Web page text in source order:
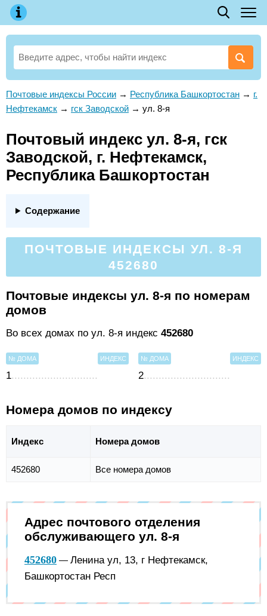
Почтовые индексы России → Республика Башкортостан → г.
Нефтекамск → гск Заводской → ул. 8-я
Почтовый индекс ул. 8-я, гск
Заводской, г. Нефтекамск,
Республика Башкортостан
Содержание
ПОЧТОВЫЕ ИНДЕКСЫ УЛ. 8-Я
452680
Почтовые индексы ул. 8-я по номерам
домов
Во всех домах по ул. 8-я индекс 452680
№ ДОМА ИНДЕКС
1
№ ДОМА ИНДЕКС
2
Номера домов по индексу
Индекс Номера домов
452680 Все номера домов
Адрес почтового отделения
обслуживающего ул. 8-я
452680 — Ленина ул, 13, г Нефтекамск,
Башкортостан Респ